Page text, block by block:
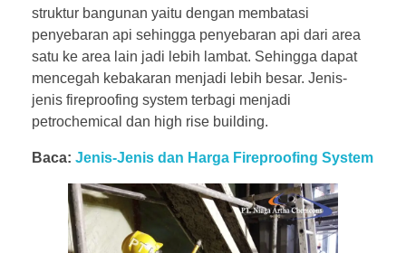
struktur bangunan yaitu dengan membatasi
penyebaran api sehingga penyebaran api dari area
satu ke area lain jadi lebih lambat. Sehingga dapat
mencegah kebakaran menjadi lebih besar. Jenis-
jenis fireproofing system terbagi menjadi
petrochemical dan high rise building.
Baca: Jenis-Jenis dan Harga Fireproofing System